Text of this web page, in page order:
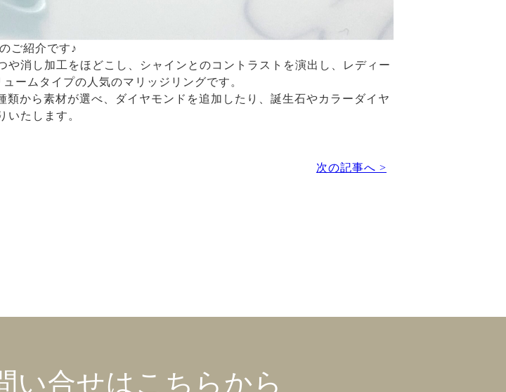
ご紹介です♪
消し加工をほどこし、シャインとのコントラストを演出し、レディー
ームタイプの人気のマリッジリングです。
から素材が選べ、ダイヤモンドを追加したり、誕生石やカラーダイヤ
いたします。
次の記事へ >
い合せはこちらから